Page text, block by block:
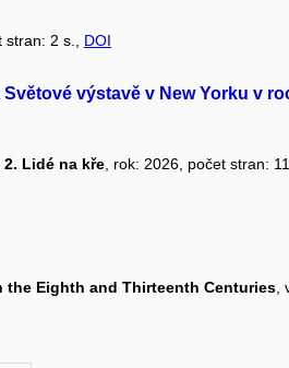
stran: 2 s., DOI
výstavě v New Yorku v
Lidé na kře , rok: 2026, počet stran:
the Eighth and Thirteenth Centuries,